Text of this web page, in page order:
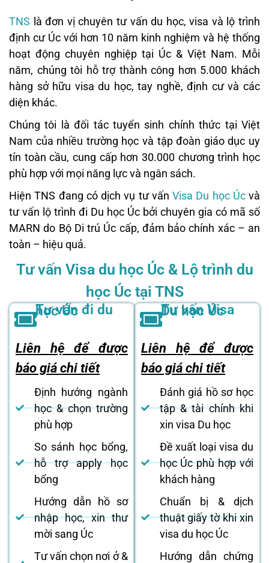
TNS là đơn vị chuyên tư vấn du học, visa và lộ trình
định cư Úc với hơn 10 năm kinh nghiệm và hệ thống
hoạt động chuyên nghiệp tại Úc & Việt Nam. Mỗi
năm, chúng tôi hỗ trợ thành công hơn 5.000 khách
hàng sở hữu visa du học, tay nghề, định cư và các
diện khác.
Chúng tôi là đối tác tuyển sinh chính thức tại Việt
Nam của nhiều trường học và tập đoàn giáo dục uy
tín toàn cầu, cung cấp hơn 30.000 chương trình học
phù hợp với mọi năng lực và ngân sách.
Hiện TNS đang có dịch vụ tư vấn Visa Du học Úcvà
tư vấn lộ trình đi Du học Úc bởi chuyên gia có mã số
MARN do Bộ Di trú Úc cấp, đảm bảo chính xác – an
toàn – hiệu quả.
Tư vấn Visa du học Úc & Lộ trình du
học Úc tại TNS
Tư vấn đi du học Úc
Liên hệ để được
báo giá chi tiết
Định hướng ngành
học & chọn trường
phù hợp
So sánh học bổng,
hỗ trợ apply học
bổng
Hướng dẫn hồ sơ
nhập học, xin thư
mời sang Úc
Tư vấn chọn nơi ở &
Tư vấn Visa Du học Úc
Liên hệ để được
báo giá chi tiết
Đánh giá hồ sơ học
tập & tài chính khi
xin visa Du học
Đề xuất loại visa du
học Úc phù hợp với
khách hàng
Chuẩn bị & dịch
thuật giấy tờ khi xin
visa du học Úc
Hướng dẫn chứng